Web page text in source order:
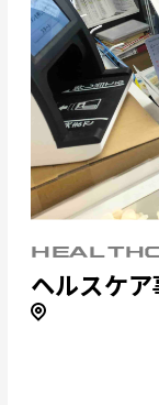
ヘルスケ